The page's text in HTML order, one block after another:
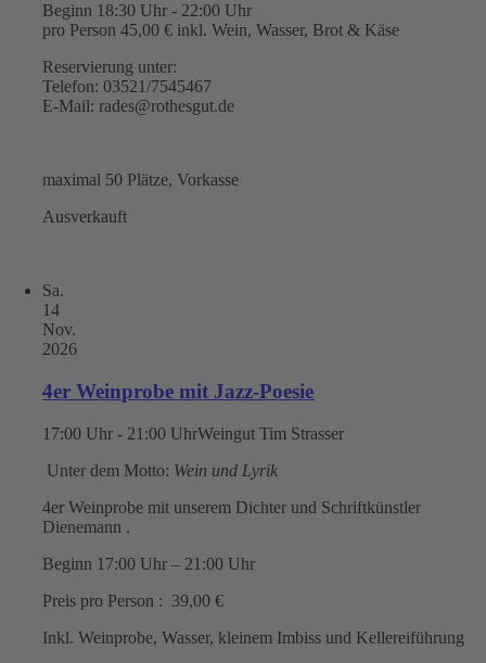
Beginn 18:30 Uhr - 22:00 Uhr
pro Person 45,00 € inkl. Wein, Wasser, Brot & Käse
Reservierung unter:
Telefon: 03521/7545467
E-Mail: rades@rothesgut.de
maximal 50 Plätze, Vorkasse
Ausverkauft
Sa.
14
Nov.
2026
4er Weinprobe mit Jazz-Poesie
17:00 Uhr - 21:00 UhrWeingut Tim Strasser
Unter dem Motto: Wein und Lyrik
4er Weinprobe mit unserem Dichter und Schriftkünstler
Dienemann .
Beginn 17:00 Uhr – 21:00 Uhr
Preis pro Person : 39,00 €
Inkl. Weinprobe, Wasser, kleinem Imbiss und Kellereiführung